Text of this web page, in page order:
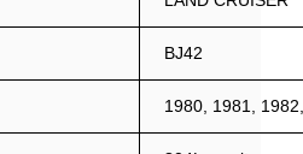
BJ42
1980, 1981,